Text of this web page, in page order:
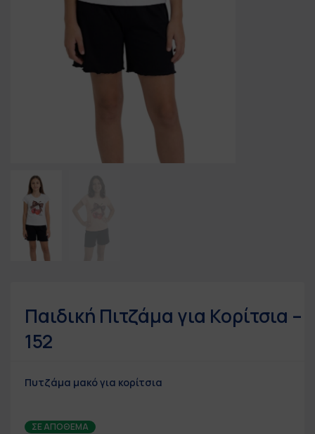
Παιδική Πιτζάμα για Κορίτσια –
152
Πυτζάμα μακό για κορίτσια
ΣΕ ΑΠΌΘΕΜΑ